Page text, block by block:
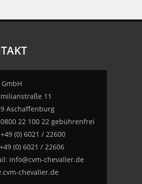
GmbH
11
Aschaffenburg
22 100 22 gebührenfrei
(0) 6021 / 22600
(0) 6021 / 22606
info@cvm-chevalier.de
chevalier.de